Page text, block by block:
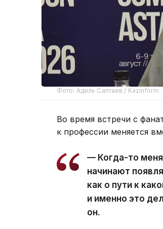
Фото: Адиль Саптаев / Kazinform
Во время встречи с
к профессии меняется
— Когда-то меня
начинают
как о пути к
и именно это
он.